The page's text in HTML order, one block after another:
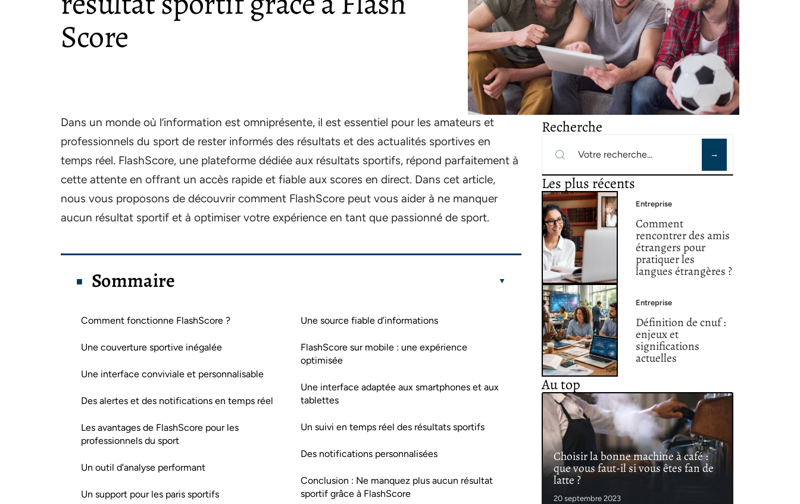
Score
Dans un monde où l’information est omniprésente, il est essentiel pour les amateurs et
professionnels du sport de rester informés des résultats et des actualités sportives en
temps réel. FlashScore, une plateforme dédiée aux résultats sportifs, répond parfaitement à
cette attente en offrant un accès rapide et fiable aux scores en direct. Dans cet article,
nous vous proposons de découvrir comment FlashScore peut vous aider à ne manquer
aucun résultat sportif et à optimiser votre expérience en tant que passionné de sport.
Sommaire
Comment fonctionne FlashScore ?
Une couverture sportive inégalée
Une interface conviviale et personnalisable
Des alertes et des notifications en temps réel
Les avantages de FlashScore pour les
professionnels du sport
Un outil d’analyse performant
Un support pour les paris sportifs
Une source fiable d’informations
FlashScore sur mobile : une expérience
optimisée
Une interface adaptée aux smartphones et aux
tablettes
Un suivi en temps réel des résultats sportifs
Des notifications personnalisées
Conclusion : Ne manquez plus aucun résultat
sportif grâce à FlashScore
Recherche
Les plus récents
Entreprise
Comment
rencontrer des amis
étrangers pour
pratiquer les
langues étrangères ?
Entreprise
Définition de cnuf :
enjeux et
significations
actuelles
Au top
Choisir la bonne machine à café :
que vous faut-il si vous êtes fan de
latte ?
20 septembre 2023